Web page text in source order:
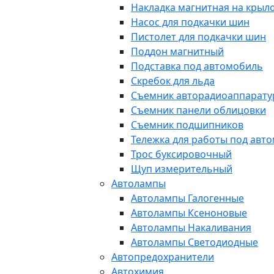
Накладка магнитная на
Насос для подкачки шин
Пистолет для подкачки шин
Поддон магнитный
Подставка под автомобиль
Скребок для льда
Съемник
Съемник панели облицовки
Съемник подшипников
Тележка для работы под
Трос буксировочный
Щуп измерительный
Автолампы
Автолампы Галогенные
Автолампы Ксеноновые
Автолампы Накаливания
Автолампы Светодиодные
Автопредохранители